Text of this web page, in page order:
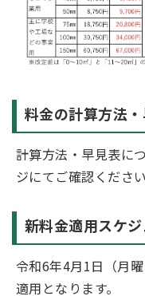
料金の計算方法
計算方法・早見表に
ジにてご確認ください
新料金適用スケ
令和6年4月1日（月
適用となります。